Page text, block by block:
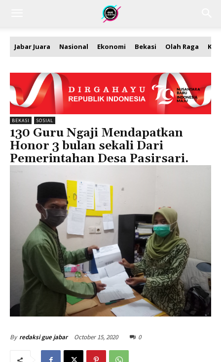
Jabar Juara Nasional Ekonomi Bekasi Olah Raga
BEKASI SOSIAL
130 Guru Ngaji Mendapatkan
Honor 3 bulan sekali Dari
Pemerintahan Desa Pasirsari.
By redaksi gue jabar October 15, 2020 0